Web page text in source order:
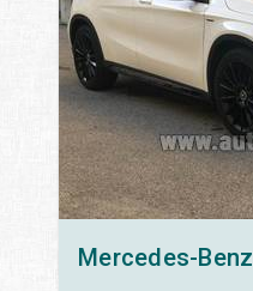
Mercedes-Benz